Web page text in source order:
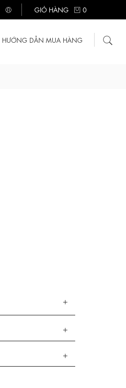
GIỎ HÀNG 0
HƯỚNG DẪN MUA HÀNG